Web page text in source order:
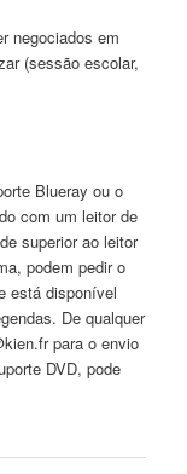
negociados em
(sessão escolar,
Blue­ray ou o
com um leitor de
superior ao leitor
podem pedir o
está disponível
De qualquer
para o envio
DVD, pode